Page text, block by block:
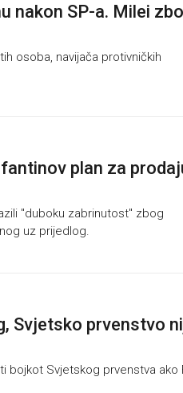
nakon SP-a. Milei
osoba, navijača protivničkih
plan za
"duboku zabrinutost" zbog
uz prijedlog.
Svjetsko prvenstvo
bojkot Svjetskog prvenstva ako